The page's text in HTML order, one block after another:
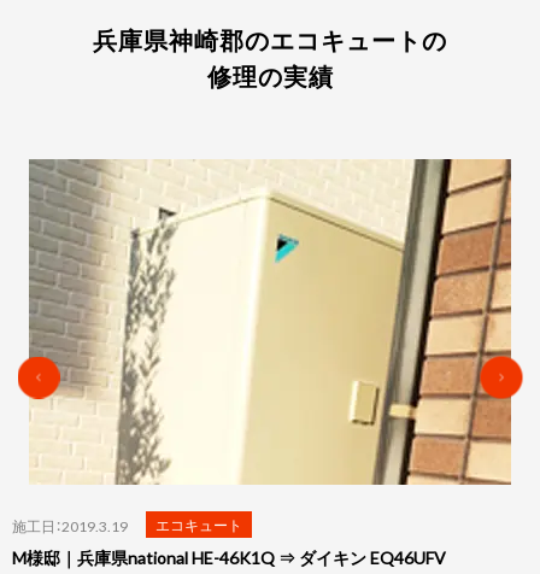
兵庫県神崎郡のエコキュートの
修理の実績
施工日：2019.3.19
K様邸｜兵庫県コロナ UWH-4617AD2U ⇒ ダイキン